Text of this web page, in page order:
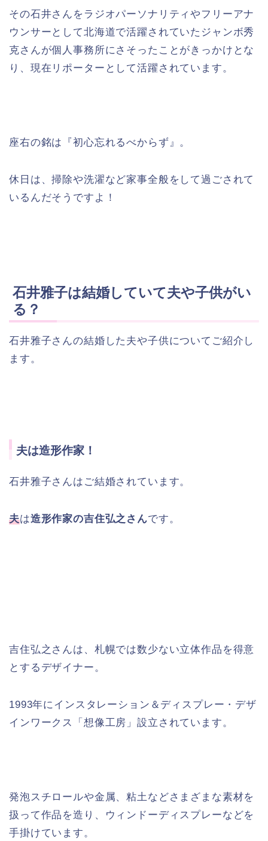
その石井さんをラジオパーソナリティやフリーアナ
ウンサーとして北海道で活躍されていたジャンボ秀
克さんが個人事務所にさそったことがきっかけとな
り、現在リポーターとして活躍されています。
座右の銘は『初心忘れるべからず』。
休日は、掃除や洗濯など家事全般をして過ごされて
いるんだそうですよ！
石井雅子は結婚していて夫や子供がい
る？
石井雅子さんの結婚した夫や子供についてご紹介し
ます。
夫は造形作家！
石井雅子さんはご結婚されています。
夫は造形作家の吉住弘之さんです。
吉住弘之さんは、札幌では数少ない立体作品を得意
とするデザイナー。
1993年にインスタレーション＆ディスプレー・デザ
インワークス「想像工房」設立されています。
発泡スチロールや金属、粘土などさまざまな素材を
扱って作品を造り、ウィンドーディスプレーなどを
手掛けています。